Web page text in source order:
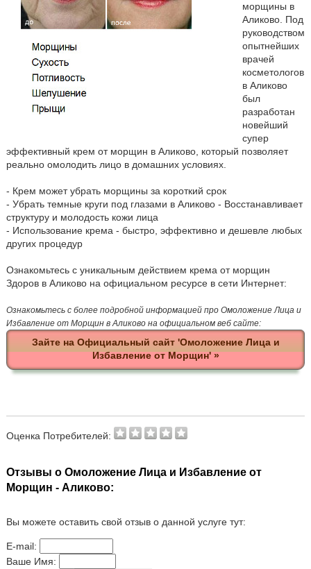
морщины в
Аликово. Под
руководством
опытнейших
врачей
косметологов
в Аликово
был
разработан
новейший
супер
эффективный крем от морщин в Аликово, который позволяет
реально омолодить лицо в домашних условиях.
- Крем может убрать морщины за короткий срок
- Убрать темные круги под глазами в Аликово - Восстанавливает
структуру и молодость кожи лица
- Использование крема - быстро, эффективно и дешевле любых
других процедур
Ознакомьтесь с уникальным действием крема от морщин
Здоров в Аликово на официальном ресурсе в сети Интернет:
Ознакомьтесь с более подробной информацией про Омоложение Лица и
Избавление от Морщин в Аликово на официальном веб сайте:
Зайте на Официальный сайт 'Омоложение Лица и
Избавление от Морщин' »
Оценка Потребителей:
Отзывы о Омоложение Лица и Избавление от
Морщин - Аликово:
Вы можете оставить свой отзыв о данной услуге тут:
E-mail:
Ваше Имя: